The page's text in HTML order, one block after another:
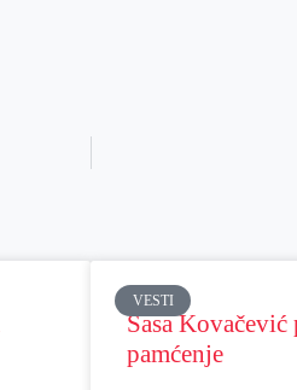
VESTI
Sasa Kovačević
pamćenje